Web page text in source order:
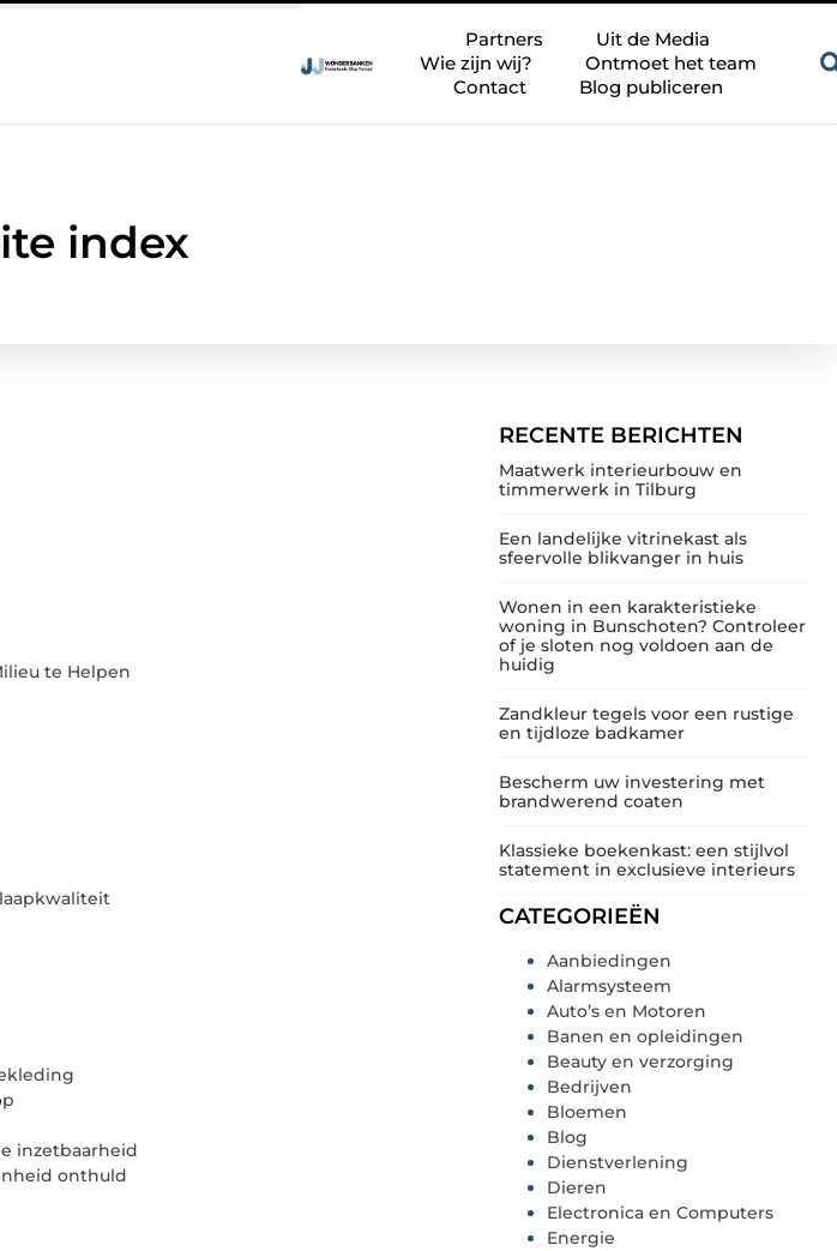
of je sloten nog voldoen aan de huidig
Partners
Uit de Media
Wie zijn wij?
Ontmoet het team
Contact
Blog publiceren
index
RECENTE BERICHTEN
Maatwerk interieurbouw en
timmerwerk in Tilburg
Een landelijke vitrinekast als
sfeervolle blikvanger in huis
Wonen in een karakteristieke
woning in Bunschoten? Controleer
of je sloten nog voldoen aan de
huidig
Zandkleur tegels voor een rustige
en tijdloze badkamer
Bescherm uw investering met
brandwerend coaten
Klassieke boekenkast: een stijlvol
statement in exclusieve interieurs
CATEGORIEËN
Aanbiedingen
Alarmsysteem
Auto’s en Motoren
Banen en opleidingen
Beauty en verzorging
Bedrijven
Bloemen
Blog
Dienstverlening
Dieren
Electronica en Computers
Energie
te Helpen
inzetbaarheid
onthuld